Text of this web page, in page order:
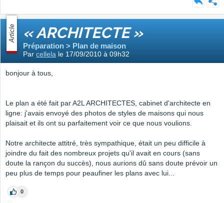
Article « ARCHITECTE »
Préparation > Plan de maison
Par cellela le 17/09/2010 à 09h32
bonjour à tous,
Le plan a été fait par A2L ARCHITECTES, cabinet d'architecte en
ligne: j'avais envoyé des photos de styles de maisons qui nous
plaisait et ils ont su parfaitement voir ce que nous voulions.
Notre architecte attitré, très sympathique, était un peu difficile à
joindre du fait des nombreux projets qu'il avait en cours (sans
doute la rançon du succès), nous aurions dû sans doute prévoir un
peu plus de temps pour peaufiner les plans avec lui...
0